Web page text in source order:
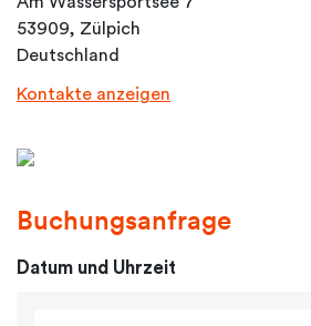
53909, Zülpich
Deutschland
Kontakte anzeigen
Buchungsanfrage
Datum und Uhrzeit